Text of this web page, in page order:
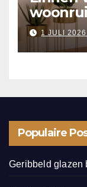
1 JULI 2026
Populaire
Geribbeld glazen